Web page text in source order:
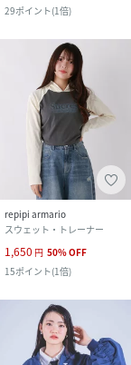
29ポイント(1倍)
repipi armario
スウェット・トレーナー
1,650 円 50%OFF
15ポイント(1倍)